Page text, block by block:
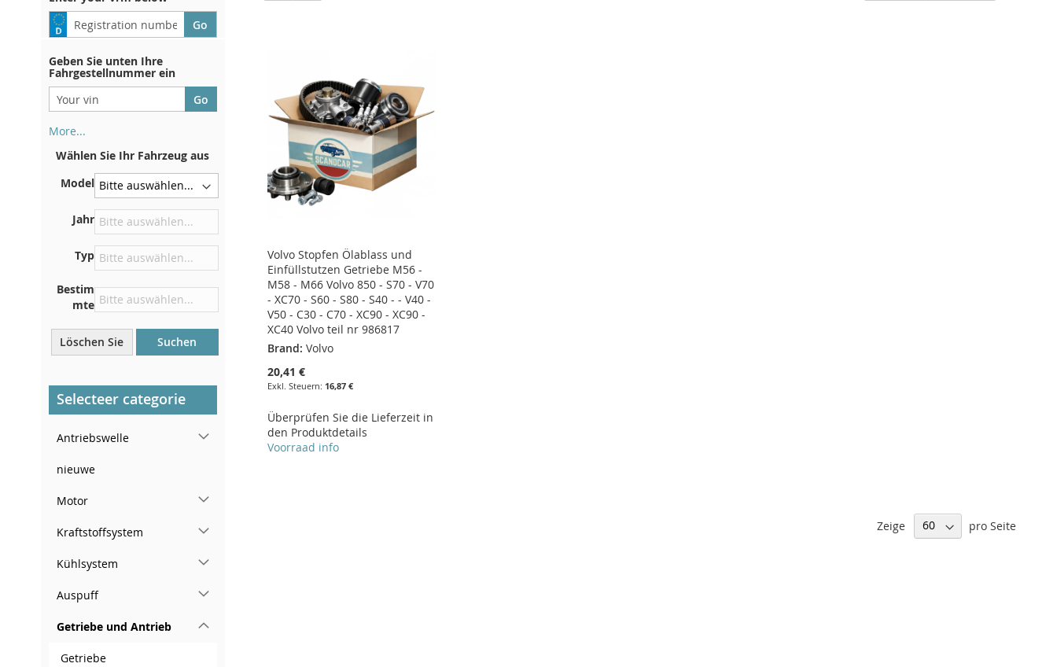
Volvo Stopfen Ölablass und
Einfüllstutzen Getriebe M56 -
M58 - M66 Volvo 850 - S70 - V70
- XC70 - S60 - S80 - S40 - - V40 -
V50 - C30 - C70 - XC90 - XC90 -
XC40 Volvo teil nr 986817
Brand: Volvo
20,41 €
16,87 €
Überprüfen Sie die Lieferzeit in
den Produktdetails
Voorraad info
In den Warenkorb
ZUR
WUNSCHLISTE
HINZUFÜGEN
ZUR
VERGLEICHSLISTE
Zeige pro Seite
Geben Sie unten Ihre
Fahrgestellnummer ein
More...
Sie auf der Rückseite Ihrer
Zulassungsbescheinigung. Und
auch im Auto
Auf der Bodenplatte für den
rechten Vordersitz
Zentrieren Sie es an der
Trennwand unter der Haube
Direkt im Motorraum
Windschutzscheibe, auf dem
Armaturenbrett
Türsäule
Wählen Sie Ihr Fahrzeug aus
Model
Jahr
Typ
Bestim
mte
Löschen Sie Suchen
Selecteer categorie
Antriebswelle
nieuwe
Motor
Kraftstoffsystem
Kühlsystem
Auspuff
Getriebe und Antrieb
Getriebe